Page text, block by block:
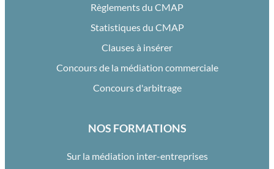
Règlements du CMAP
Statistiques du CMAP
Clauses à insérer
Concours de la médiation commerciale
Concours d'arbitrage
NOS FORMATIONS
Sur la médiation inter-entreprises